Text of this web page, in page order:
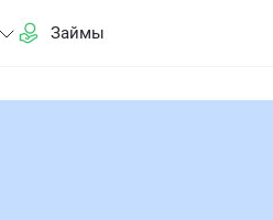
Займы